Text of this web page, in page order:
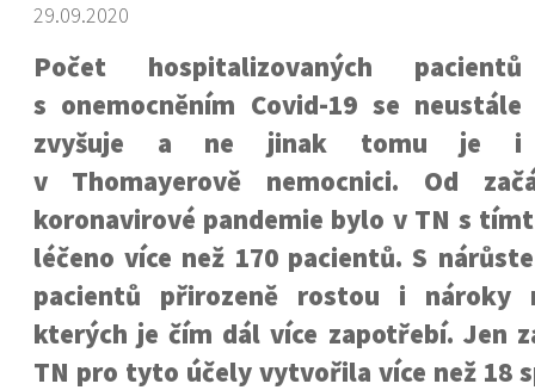
29.09.2020
Počet hospitalizovaných pacientů
s onemocněním Covid-19 se neustále
zvyšuje a ne jinak tomu je i
v Thomayerově nemocnici. Od
koronavirové pandemie bylo v TN s
léčeno více než 170 pacientů. S
pacientů přirozeně rostou i nároky
kterých je čím dál více zapotřebí. Jen
TN pro tyto účely vytvořila více než 18